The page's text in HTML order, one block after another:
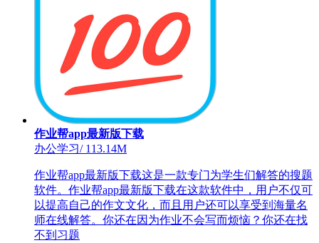
作业帮app最新版下载
办公学习/113.14M
作业帮app最新版下载这是一款专门为学生们解答的搜题
软件。作业帮app最新版下载在这款软件中，用户不仅可
以提高自己的作文文化，而且用户还可以享受到海量名
师在线解答。你还在因为作业不会写而烦恼？你还在找
不到习题